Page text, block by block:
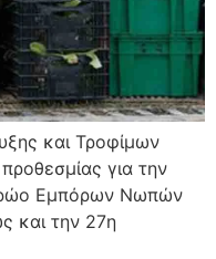
και Τροφίμων
για την
Εμπόρων Νωπών
και την 27η